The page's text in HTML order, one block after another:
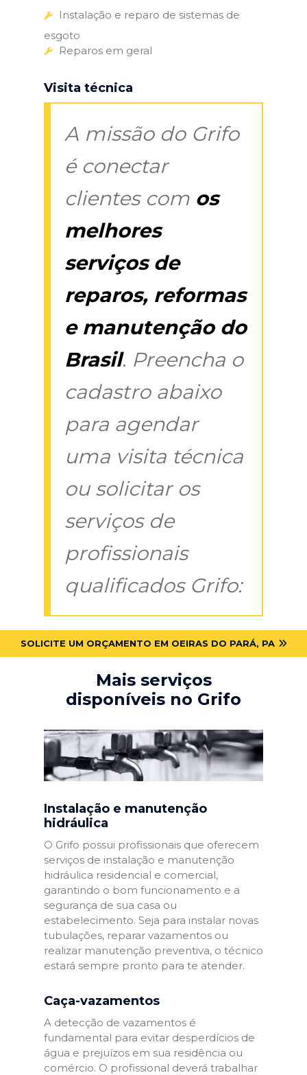
Instalação e reparo de sistemas de
esgoto
Reparos em geral
Visita técnica
A missão do Grifo
é conectar
clientes com os
melhores
serviços de
reparos, reformas
e manutenção do
Brasil. Preencha o
cadastro abaixo
para agendar
uma visita técnica
ou solicitar os
serviços de
profissionais
qualificados Grifo:
SOLICITE UM ORÇAMENTO EM OEIRAS DO PARÁ, PA
Mais serviços
disponíveis no Grifo
Instalação e manutenção
hidráulica
O Grifo possui profissionais que oferecem
serviços de instalação e manutenção
hidráulica residencial e comercial,
garantindo o bom funcionamento e a
segurança de sua casa ou
estabelecimento. Seja para instalar novas
tubulações, reparar vazamentos ou
realizar manutenção preventiva, o técnico
estará sempre pronto para te atender.
Caça-vazamentos
A detecção de vazamentos é
fundamental para evitar desperdícios de
água e prejuízos em sua residência ou
comércio. O profissional deverá trabalhar